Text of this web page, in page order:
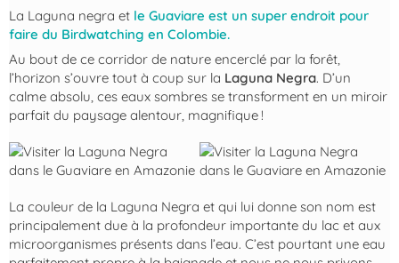
La Laguna negra et le Guaviare est un super endroit pour
faire du Birdwatching en Colombie.
Au bout de ce corridor de nature encerclé par la forêt,
l’horizon s’ouvre tout à coup sur la Laguna Negra. D’un
calme absolu, ces eaux sombres se transforment en un miroir
parfait du paysage alentour, magnifique !
La couleur de la Laguna Negra et qui lui donne son nom est
principalement due à la profondeur importante du lac et aux
microorganismes présents dans l’eau. C’est pourtant une eau